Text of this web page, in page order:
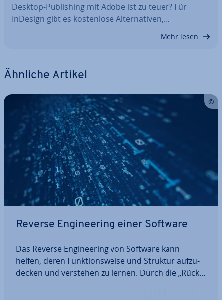
Desktop-Pu­bli­shing mit Adobe ist zu teuer? Für
InDesign gibt es kos­ten­lo­se Al­ter­na­ti­ven,…
Mehr lesen
Ähnliche Artikel
Reverse En­gi­nee­ring einer Software
Das Reverse En­gi­nee­ring von Software kann
helfen, deren Funk­ti­ons­wei­se und Struktur auf­zu­
de­cken und verstehen zu lernen. Durch die „Rück­